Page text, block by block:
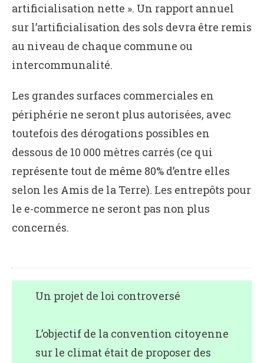
artificialisation nette ». Un rapport annuel
sur l’artificialisation des sols devra être remis
au niveau de chaque commune ou
intercommunalité.
Les grandes surfaces commerciales en
périphérie ne seront plus autorisées, avec
toutefois des dérogations possibles en
dessous de 10 000 mètres carrés (ce qui
représente tout de même 80% d’entre elles
selon les Amis de la Terre). Les entrepôts pour
le e-commerce ne seront pas non plus
concernés.
Un projet de loi controversé
L’objectif de la convention citoyenne
sur le climat était de proposer des